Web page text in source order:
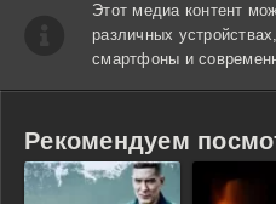
Этот медиа контент
различных
смартфоны и
Рекомендуем